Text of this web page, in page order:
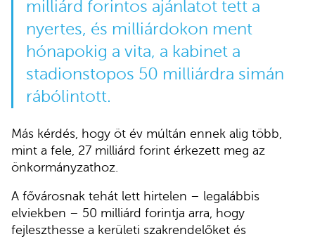
milliárd forintos ajánlatot tett a
nyertes, és milliárdokon ment
hónapokig a vita, a kabinet a
stadionstopos 50 milliárdra simán
rábólintott.
Más kérdés, hogy öt év múltán ennek alig több,
mint a fele, 27 milliárd forint érkezett meg az
önkormányzathoz.
A fővárosnak tehát lett hirtelen – legalábbis
elviekben – 50 milliárd forintja arra, hogy
fejleszthesse a kerületi szakrendelőket és